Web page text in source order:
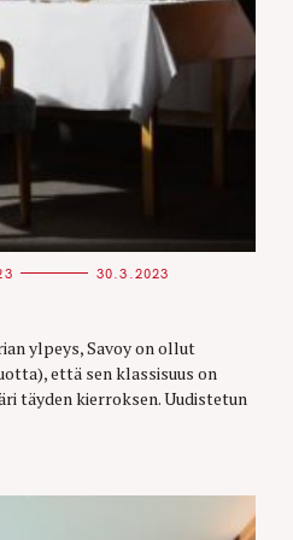
30.3.2023
ylpeys, Savoy on ollut
että sen klassisuus on
täyden kierroksen. Uudistetun